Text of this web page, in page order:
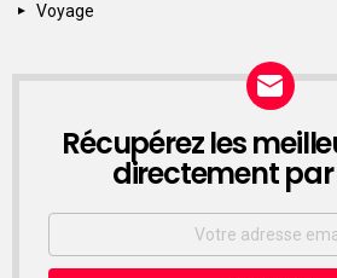
Voyage
NEWSLETTER
Récupérez les
directement
Email